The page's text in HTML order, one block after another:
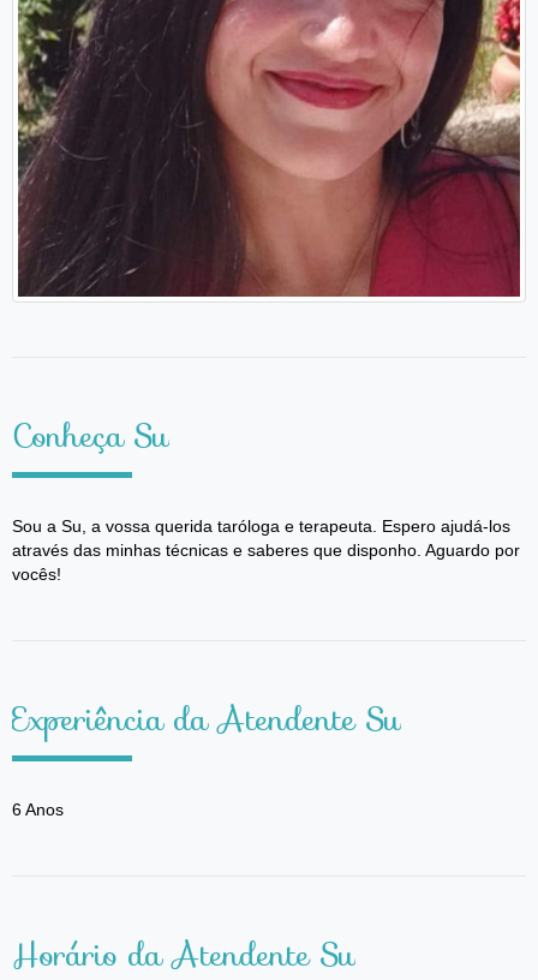
Conheça Su
Sou a Su, a vossa querida taróloga e terapeuta. Espero ajudá-los
através das minhas técnicas e saberes que disponho. Aguardo por
vocês!
Experiência da Atendente Su
6 Anos
Horário da Atendente Su